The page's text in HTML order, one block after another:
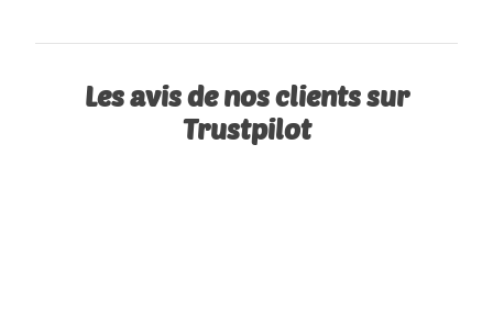
Les avis de nos clients sur
Trustpilot